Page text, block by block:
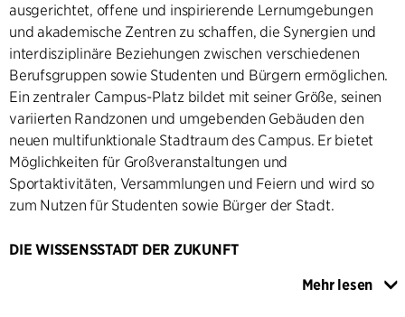
ausgerichtet, offene und inspirierende Lernumgebungen
und akademische Zentren zu schaffen, die Synergien und
interdisziplinäre Beziehungen zwischen verschiedenen
Berufsgruppen sowie Studenten und Bürgern ermöglichen.
Ein zentraler Campus-Platz bildet mit seiner Größe, seinen
variierten Randzonen und umgebenden Gebäuden den
neuen multifunktionale Stadtraum des Campus. Er bietet
Möglichkeiten für Großveranstaltungen und
Sportaktivitäten, Versammlungen und Feiern und wird so
zum Nutzen für Studenten sowie Bürger der Stadt.
DIE WISSENSSTADT DER ZUKUNFT
Mittelpunkt des Campus Horsens ist das VIA University
Mehr lesen